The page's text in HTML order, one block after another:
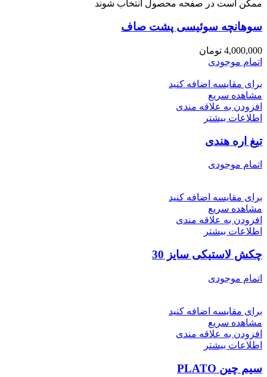
ممکن است در صفحه محصول انتخاب شوند
سوهانچه سوئیسی پشت صاف
4,000,000 تومان
اتمام موجودی
برای مقایسه اضافه کنید
مشاهده سریع
افزودن به علاقه مندی
اطلاعات بیشتر
تیغ اره هندی
اتمام موجودی
برای مقایسه اضافه کنید
مشاهده سریع
افزودن به علاقه مندی
اطلاعات بیشتر
چکش لاستیکی سایز 30
اتمام موجودی
برای مقایسه اضافه کنید
مشاهده سریع
افزودن به علاقه مندی
اطلاعات بیشتر
سیم چین PLATO